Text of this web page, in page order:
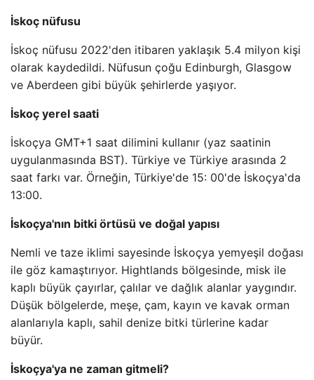
İskoç nüfusu
İskoç nüfusu 2022'den itibaren yaklaşık 5.4 milyon kişi
olarak kaydedildi. Nüfusun çoğu Edinburgh, Glasgow
ve Aberdeen gibi büyük şehirlerde yaşıyor.
İskoç yerel saati
İskoçya GMT+1 saat dilimini kullanır (yaz saatinin
uygulanmasında BST). Türkiye ve Türkiye arasında 2
saat farkı var. Örneğin, Türkiye'de 15: 00'de İskoçya'da
13:00.
İskoçya'nın bitki örtüsü ve doğal yapısı
Nemli ve taze iklimi sayesinde İskoçya yemyeşil doğası
ile göz kamaştırıyor. Hightlands bölgesinde, misk ile
kaplı büyük çayırlar, çalılar ve dağlık alanlar yaygındır.
Düşük bölgelerde, meşe, çam, kayın ve kavak orman
alanlarıyla kaplı, sahil denize bitki türlerine kadar
büyür.
İskoçya'ya ne zaman gitmeli?